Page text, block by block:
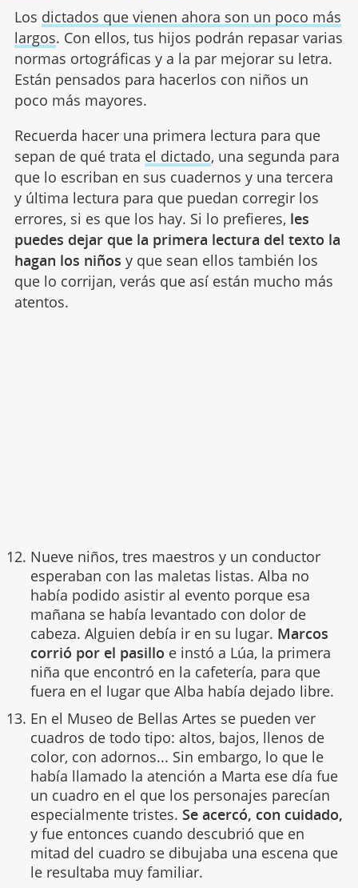
Los dictados que vienen ahora son un poco más
largos. Con ellos, tus hijos podrán repasar varias
normas ortográficas y a la par mejorar su letra.
Están pensados para hacerlos con niños un
poco más mayores.
Recuerda hacer una primera lectura para que
sepan de qué trata el dictado, una segunda para
que lo escriban en sus cuadernos y una tercera
y última lectura para que puedan corregir los
errores, si es que los hay. Si lo prefieres, les
puedes dejar que la primera lectura del texto la
hagan los niños y que sean ellos también los
que lo corrijan, verás que así están mucho más
atentos.
Nueve niños, tres maestros y un conductor
esperaban con las maletas listas. Alba no
había podido asistir al evento porque esa
mañana se había levantado con dolor de
cabeza. Alguien debía ir en su lugar. Marcos
corrió por el pasillo e instó a Lúa, la primera
niña que encontró en la cafetería, para que
fuera en el lugar que Alba había dejado libre.
En el Museo de Bellas Artes se pueden ver
cuadros de todo tipo: altos, bajos, llenos de
color, con adornos... Sin embargo, lo que le
había llamado la atención a Marta ese día fue
un cuadro en el que los personajes parecían
especialmente tristes. Se acercó, con cuidado,
y fue entonces cuando descubrió que en
mitad del cuadro se dibujaba una escena que
le resultaba muy familiar.